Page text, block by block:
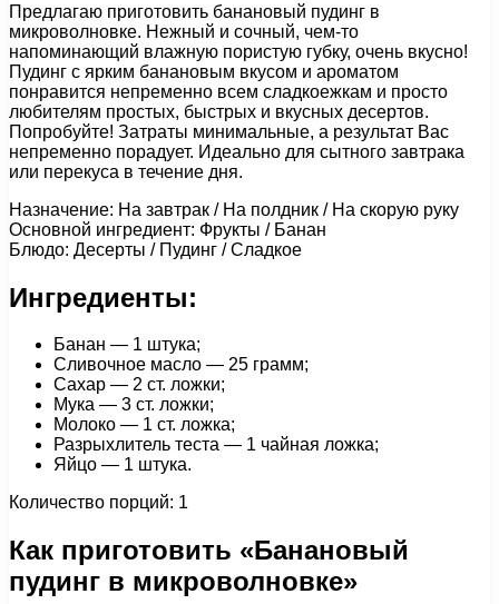
Предлагаю приготовить банановый пудинг в
микроволновке. Нежный и сочный, чем-то
напоминающий влажную пористую губку, очень вкусно!
Пудинг с ярким банановым вкусом и ароматом
понравится непременно всем сладкоежкам и просто
любителям простых, быстрых и вкусных десертов.
Попробуйте! Затраты минимальные, а результат Вас
непременно порадует. Идеально для сытного завтрака
или перекуса в течение дня.
Назначение: На завтрак / На полдник / На скорую руку
Основной ингредиент: Фрукты / Банан
Блюдо: Десерты / Пудинг / Сладкое
Ингредиенты:
Банан — 1 штука;
Сливочное масло — 25 грамм;
Сахар — 2 ст. ложки;
Мука — 3 ст. ложки;
Молоко — 1 ст. ложка;
Разрыхлитель теста — 1 чайная ложка;
Яйцо — 1 штука.
Количество порций: 1
Как приготовить «Банановый
пудинг в микроволновке»